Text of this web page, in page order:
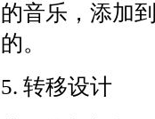
的音乐，添加
的。
5. 转移设计